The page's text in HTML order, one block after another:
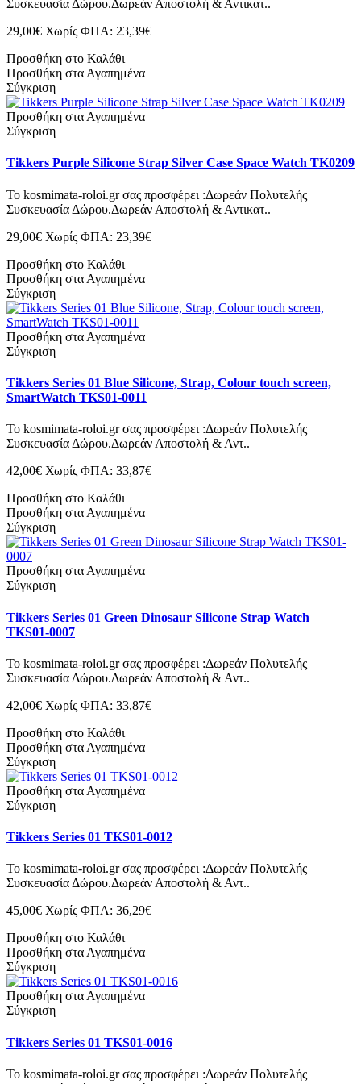
Συσκευασία Δώρου.Δωρεάν Αποστολή & Αντικατ..
29,00€ Χωρίς ΦΠΑ: 23,39€
Προσθήκη στο Καλάθι
Προσθήκη στα Αγαπημένα
Σύγκριση
Προσθήκη στα Αγαπημένα
Σύγκριση
Tikkers Purple Silicone Strap Silver Case Space Watch TK0209
Το kosmimata-roloi.gr σας προσφέρει :Δωρεάν Πολυτελής
Συσκευασία Δώρου.Δωρεάν Αποστολή & Αντικατ..
29,00€ Χωρίς ΦΠΑ: 23,39€
Προσθήκη στο Καλάθι
Προσθήκη στα Αγαπημένα
Σύγκριση
Προσθήκη στα Αγαπημένα
Σύγκριση
Tikkers Series 01 Blue Silicone, Strap, Colour touch screen,
SmartWatch TKS01-0011
Το kosmimata-roloi.gr σας προσφέρει :Δωρεάν Πολυτελής
Συσκευασία Δώρου.Δωρεάν Αποστολή & Αντ..
42,00€ Χωρίς ΦΠΑ: 33,87€
Προσθήκη στο Καλάθι
Προσθήκη στα Αγαπημένα
Σύγκριση
Προσθήκη στα Αγαπημένα
Σύγκριση
Tikkers Series 01 Green Dinosaur Silicone Strap Watch
TKS01-0007
Το kosmimata-roloi.gr σας προσφέρει :Δωρεάν Πολυτελής
Συσκευασία Δώρου.Δωρεάν Αποστολή & Αντ..
42,00€ Χωρίς ΦΠΑ: 33,87€
Προσθήκη στο Καλάθι
Προσθήκη στα Αγαπημένα
Σύγκριση
Προσθήκη στα Αγαπημένα
Σύγκριση
Tikkers Series 01 TKS01-0012
Το kosmimata-roloi.gr σας προσφέρει :Δωρεάν Πολυτελής
Συσκευασία Δώρου.Δωρεάν Αποστολή & Αντ..
45,00€ Χωρίς ΦΠΑ: 36,29€
Προσθήκη στο Καλάθι
Προσθήκη στα Αγαπημένα
Σύγκριση
Προσθήκη στα Αγαπημένα
Σύγκριση
Tikkers Series 01 TKS01-0016
Το kosmimata-roloi.gr σας προσφέρει :Δωρεάν Πολυτελής